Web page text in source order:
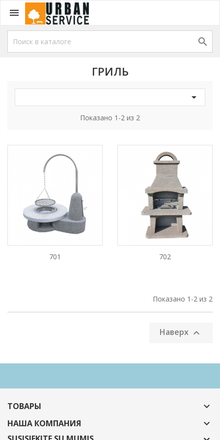


ГРИЛЬ

Показано 1-2 из 2
701 702
Показано 1-2 из 2
Наверх 
ТОВАРЫ 
НАША КОМПАНИЯ 